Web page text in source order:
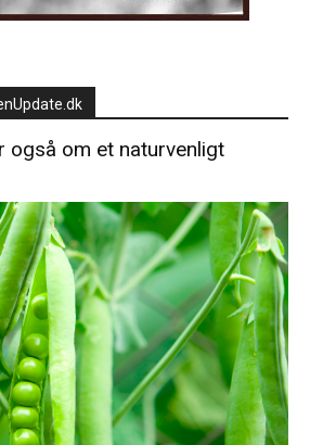
også om et naturvenligt